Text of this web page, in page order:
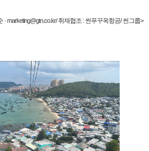
marketing@gtn.co.kr/ 취재협조 : 썬푸꾸옥항공/ 썬그룹>